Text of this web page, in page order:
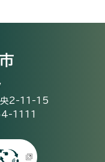
央2-11-15
1111